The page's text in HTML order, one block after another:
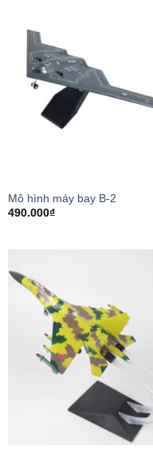
Mô hình máy bay B-2
490.000₫